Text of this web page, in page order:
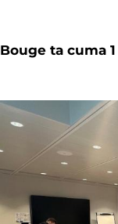
Bouge ta cuma 1